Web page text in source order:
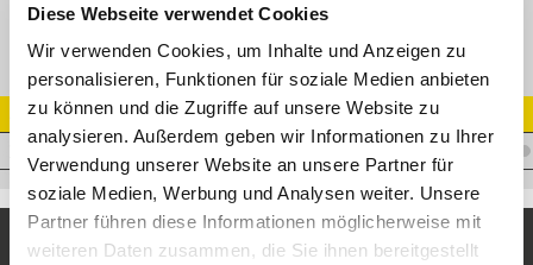
Diese Webseite verwendet Cookies
Wir verwenden Cookies, um Inhalte und Anzeigen zu
personalisieren, Funktionen für soziale Medien anbieten
zu können und die Zugriffe auf unsere Website zu
analysieren. Außerdem geben wir Informationen zu Ihrer
Verwendung unserer Website an unsere Partner für
soziale Medien, Werbung und Analysen weiter. Unsere
Partner führen diese Informationen möglicherweise mit
weiteren Daten zusammen, die Sie ihnen bereitgestellt
Artikel Nr.
V.AL15M22X1,5VA